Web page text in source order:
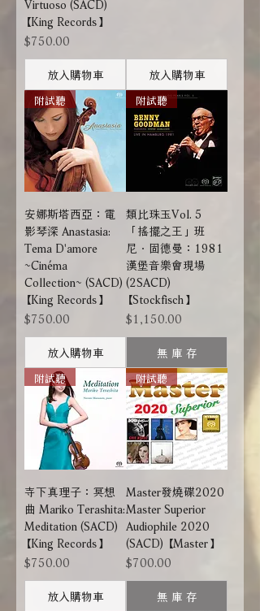
【King Records】
價格
$750.00
放入購物車
放入購物車
附試聽
安娜斯塔西亞：電
影琴深 Anastasia:
Tema D'amore
~Cinéma
Collection~ (SACD)
【King Records】
價格
$750.00
放入購物車
附試聽
類比珠玉Vol. 5
「搖擺之王」班
尼．固德曼：1981
漢堡音樂會現場
(2SACD)
【Stockfisch】
價格
$1,150.00
無 庫 存
附試聽
寺下真理子：冥想
曲 Mariko Terashita:
Meditation (SACD)
【King Records】
價格
$750.00
放入購物車
附試聽
Master發燒碟2020
Master Superior
Audiophile 2020
(SACD) 【Master】
價格
$700.00
無 庫 存